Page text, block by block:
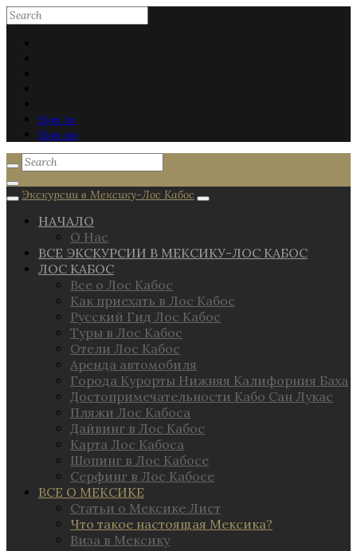
Sign in
Sign up
Экскурсии в Мексику-Лос Кабос
НАЧАЛО
О Нас
ВСЕ ЭКСКУРСИИ В МЕКСИКУ-ЛОС КАБОС
ЛОС КАБОС
Все о Лос Кабос
Как приехать в Лос Кабос
Русский Гид Лос Кабос
Туры в Лос Кабос
Отели Лос Кабос
Аренда автомобиля
Города Курорты Нижняя Калифорния Баха
Достопримечательности Кабо Сан Лукас
Пляжи Лос Кабоса
Дайвинг в Лос Кабос
Карта Лос Кабоса
Шопинг в Лос Кабосе
Серфинг в Лос Кабосе
ВСЕ О МЕКСИКЕ
Статьи о Мексике Лист
Что такое настоящая Мексика?
Виза в Мексику